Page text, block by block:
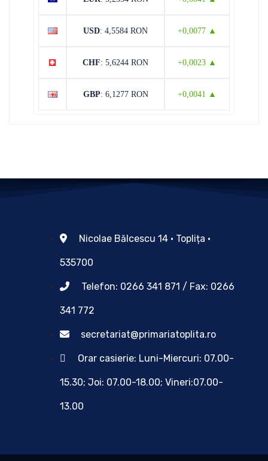
USD: 4,5584 RON +0,0077 ▲
CHF: 5,6244 RON +0,0023 ▲
GBP: 6,1277 RON +0,0041 ▲
Nicolae Bălcescu 14 • Toplița •
535700
Telefon: 0266 341 871 / Fax: 0266
341 772
secretariat@primariatoplita.ro
Orar casierie: Luni-Miercuri: 07.00-
15.30; Joi: 07.00-18.00; Vineri:07.00-
13.00